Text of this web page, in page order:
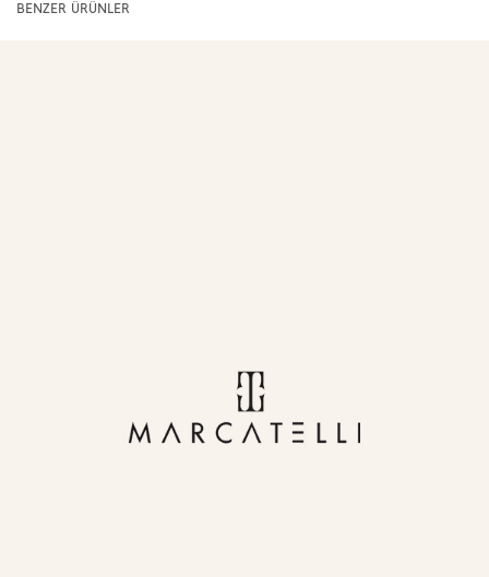
BENZER ÜRÜNLER